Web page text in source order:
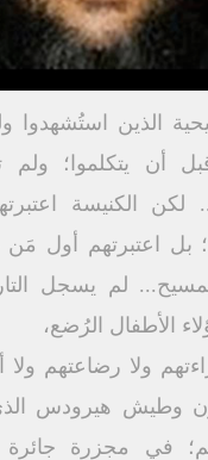
الذين استُشهدوا
أن يتكلموا؛ ولم
لكن الكنيسة
بل اعتبرتهم أول مَن
لم يسجل
الأطفال الرُضع،
ولا رضاعتهم ولا
وطيش هيرودس
في مجزرة جائرة